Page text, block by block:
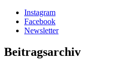
Instagram
Facebook
Newsletter
Beitragsarchiv